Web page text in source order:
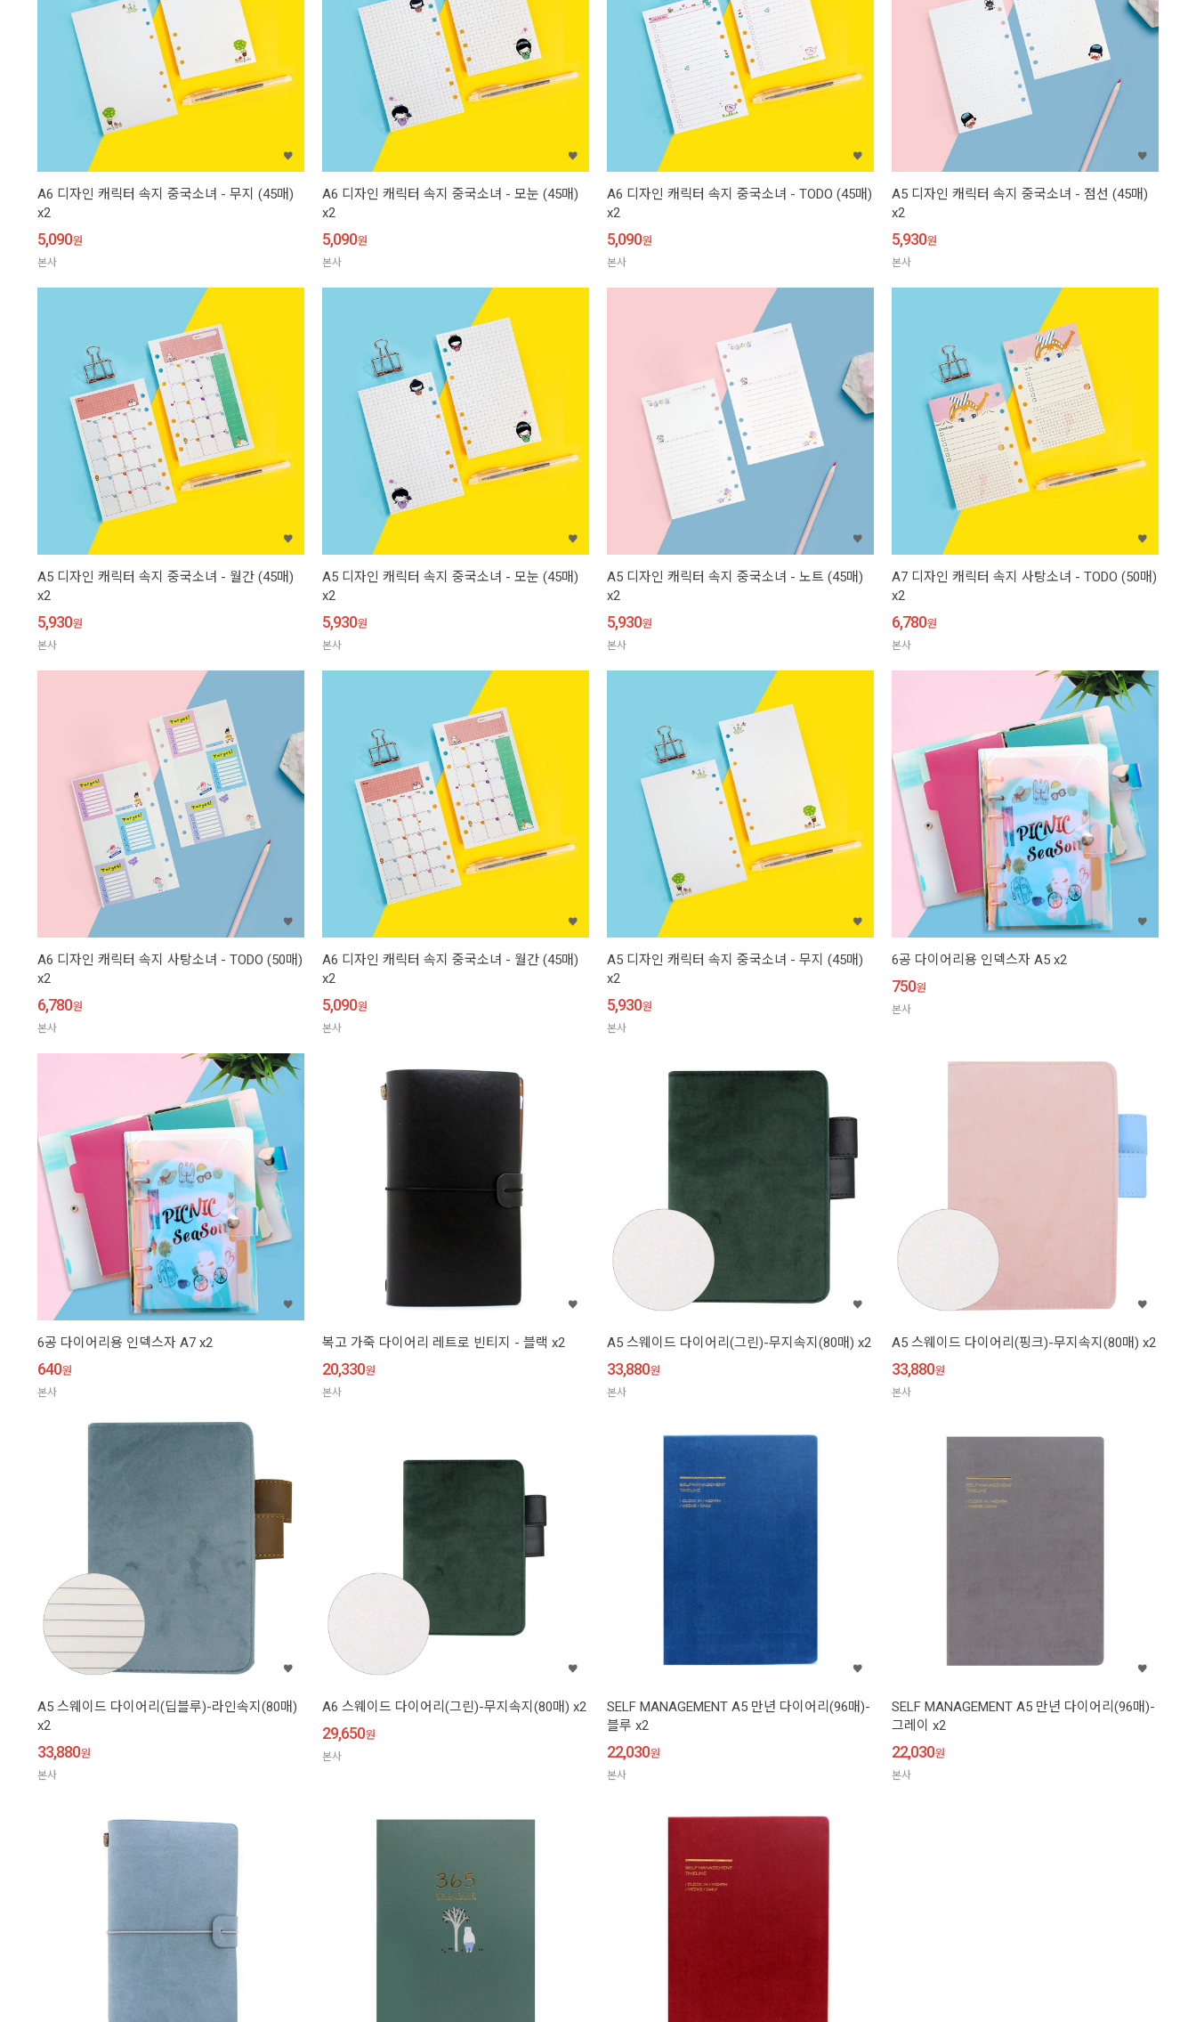
A6 디자인 캐릭터 속지 중국소녀 - 무지 (45매)
x2
5,090원
본사
A6 디자인 캐릭터 속지 중국소녀 - 모눈 (45매)
x2
5,090원
본사
A6 디자인 캐릭터 속지 중국소녀 - TODO (45매)
x2
5,090원
본사
A5 디자인 캐릭터 속지 중국소녀 - 점선 (45매)
x2
5,930원
본사
A5 디자인 캐릭터 속지 중국소녀 - 월간 (45매)
x2
5,930원
본사
A5 디자인 캐릭터 속지 중국소녀 - 모눈 (45매)
x2
5,930원
본사
A5 디자인 캐릭터 속지 중국소녀 - 노트 (45매)
x2
5,930원
본사
A7 디자인 캐릭터 속지 사탕소녀 - TODO (50매)
x2
6,780원
본사
A6 디자인 캐릭터 속지 사탕소녀 - TODO (50매)
x2
6,780원
본사
A6 디자인 캐릭터 속지 중국소녀 - 월간 (45매)
x2
5,090원
본사
A5 디자인 캐릭터 속지 중국소녀 - 무지 (45매)
x2
5,930원
본사
6공 다이어리용 인덱스자 A5 x2
750원
본사
6공 다이어리용 인덱스자 A7 x2
640원
본사
복고 가죽 다이어리 레트로 빈티지 - 블랙 x2
20,330원
본사
A5 스웨이드 다이어리(그린)-무지속지(80매) x2
33,880원
본사
A5 스웨이드 다이어리(핑크)-무지속지(80매) x2
33,880원
본사
A5 스웨이드 다이어리(딥블루)-라인속지(80매)
x2
33,880원
본사
A6 스웨이드 다이어리(그린)-무지속지(80매) x2
29,650원
본사
SELF MANAGEMENT A5 만년 다이어리(96매)-
블루 x2
22,030원
본사
SELF MANAGEMENT A5 만년 다이어리(96매)-
그레이 x2
22,030원
본사